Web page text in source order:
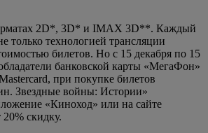
2D*, 3D* и IMAX 3D**. Каждый
только технологией трансляции
билетов. Но с 15 декабря по 15
банковской карты «МегаФон»
при покупке билетов
Звездные войны: Истории»
«Киноход» или на сайте
скидку.